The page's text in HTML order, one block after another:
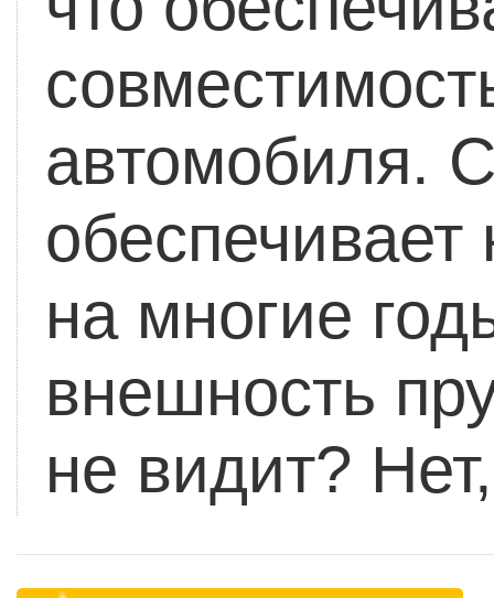
автомобиля.
на многие
внешность
не видит?